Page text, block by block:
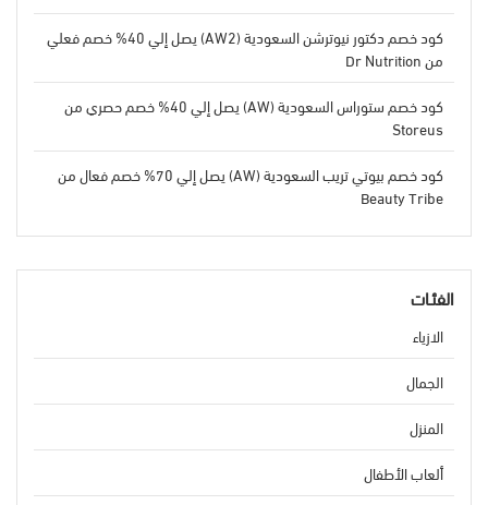
كود خصم دكتور نيوترشن السعودية (AW2) يصل إلي 40% خصم فعلي
من Dr Nutrition
كود خصم ستوراس السعودية (AW) يصل إلي 40% خصم حصري من
Storeus
كود خصم بيوتي تريب السعودية (AW) يصل إلي 70% خصم فعال من
Beauty Tribe
الفئـات
الازياء
الجمال
المنزل
ألعاب الأطفال